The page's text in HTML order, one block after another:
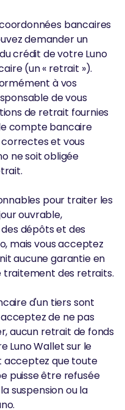
bancaires
demander un
crédit de votre Luno
(un « retrait »).
à vos
de vous
de retrait fournies
compte bancaire
et vous
ne soit obligée
pour traiter les
ouvrable,
dépôts et des
mais vous acceptez
aucune garantie en
traitement des retraits.
d'un tiers sont
de ne pas
aucun retrait de fonds
Luno Wallet sur le
acceptez que toute
puisse être refusée
suspension ou la